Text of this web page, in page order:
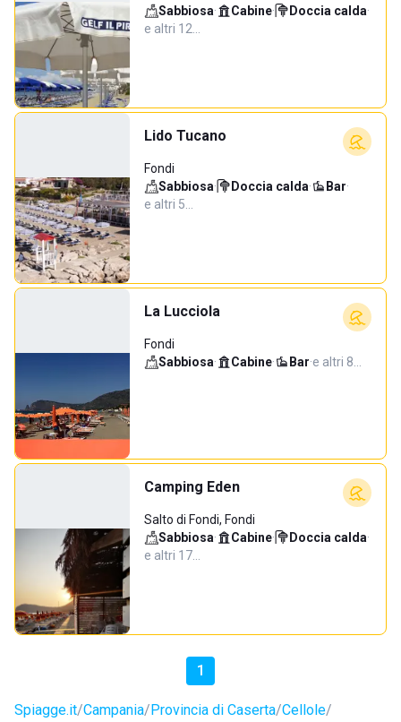
Sabbiosa· Cabine· Doccia calda·
e altri 12…
Lido Tucano
Fondi
Sabbiosa· Doccia calda· Bar·
e altri 5…
La Lucciola
Fondi
Sabbiosa· Cabine· Bar·e altri 8…
Camping Eden
Salto di Fondi, Fondi
Sabbiosa· Cabine· Doccia calda·
e altri 17…
1
Spiagge.it Campania Provincia di Caserta Cellole